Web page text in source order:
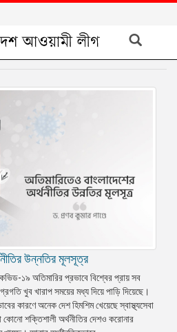
উন্নতির মূলসূত্র
১৯ অতিমারির প্রভাবে বিশ্বের প্রায় সব
খুব খারাপ সময়ের মধ্য দিয়ে পাড়ি দিয়েছে।
কারণে অনেক দেশ হিমশিম খেয়েছে স্বাস্থ্যসেবা
শক্তিশালী অর্থনীতির দেশও করোনার